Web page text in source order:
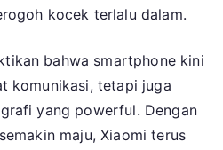
kocek terlalu dalam.
bahwa smartphone kini
komunikasi, tetapi juga
yang powerful. Dengan
maju, Xiaomi terus